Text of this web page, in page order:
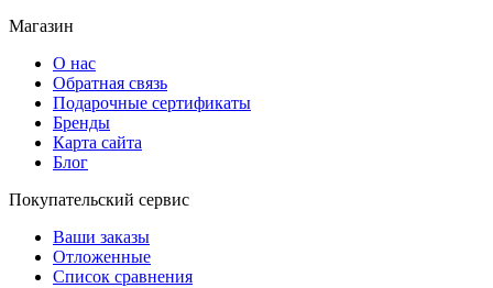
Магазин
О нас
Обратная связь
Подарочные сертификаты
Бренды
Карта сайта
Блог
Покупательский сервис
Ваши заказы
Отложенные
Список сравнения